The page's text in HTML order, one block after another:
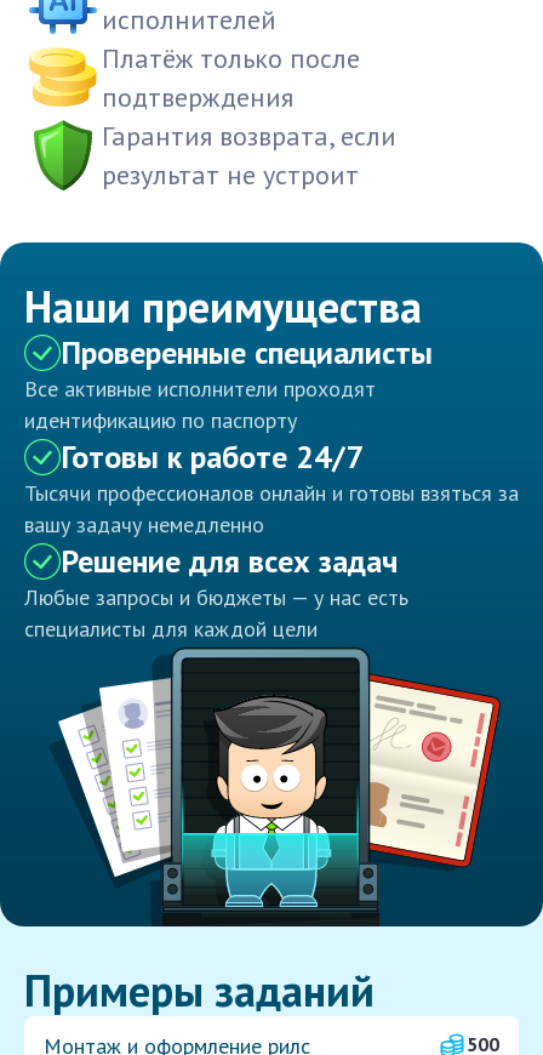
исполнителей
Платёж только после
подтверждения
Гарантия возврата, если
результат не устроит
Наши преимущества
Проверенные специалисты
Все активные исполнители проходят
идентификацию по паспорту
Готовы к работе 24/7
Тысячи профессионалов онлайн и готовы взяться за
вашу задачу немедленно
Решение для всех задач
Любые запросы и бюджеты — у нас есть
специалисты для каждой цели
Примеры заданий
Монтаж и оформление рилс
500